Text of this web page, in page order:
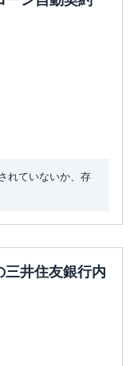
れていないか、存
井住友銀行内